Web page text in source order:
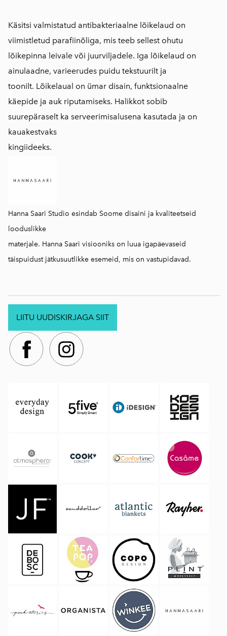
Käsitsi valmistatud antibakteriaalne lõikelaud on
viimistletud parafiinõliga, mis teeb sellest ohutu
lõikepinna leivale või juurviljadele. Iga lõikelaud on
ainulaadne, varieerudes puidu tekstuurilt ja
toonilt. Lõikelaual on ümar disain, funktsionaalne
käepide ja auk riputamiseks. Halikkot sobib
suurepäraselt ka serveerimisalusena kasutada ja on
kauakestvaks
kingiideeks.
Hanna Saari Studio esindab Soome disaini ja kvaliteetseid
looduslikke
materjale. Hanna Saari visiooniks on luua igapäevaseid
täispuidust jätkusuutlikke esemeid, mis on vastupidavad.
LIITU UUDISKIRJAGA SIIT